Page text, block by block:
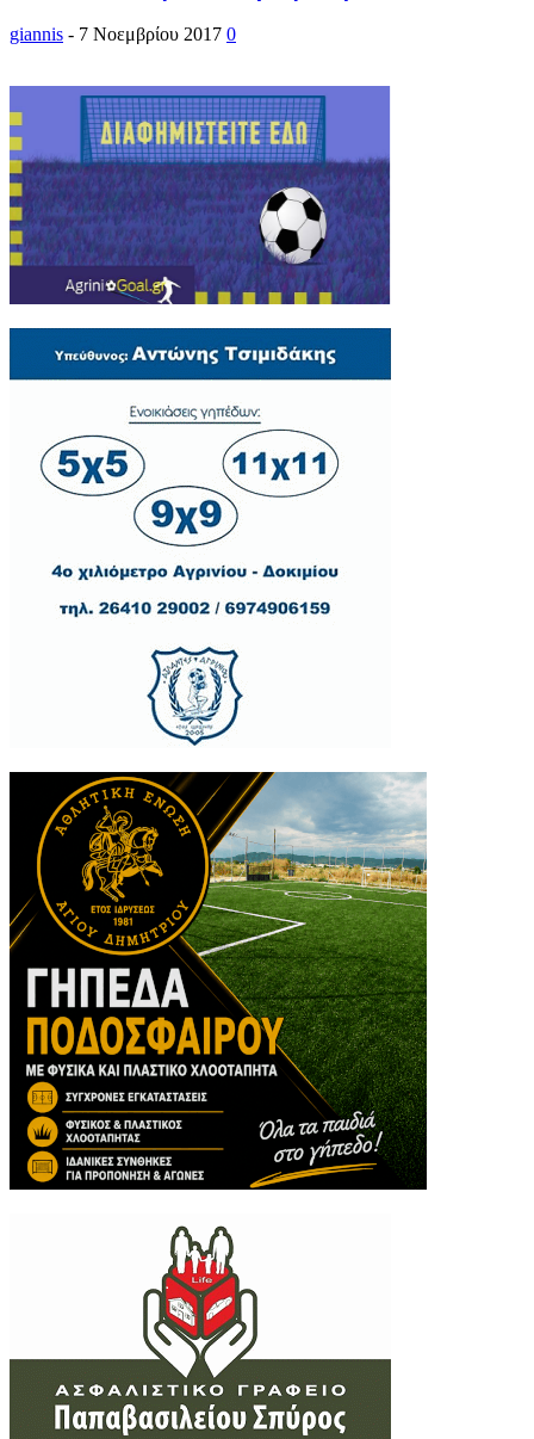
giannis - 7 Νοεμβρίου 2017 0